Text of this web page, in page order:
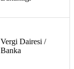
Vergi Dairesi /
Banka